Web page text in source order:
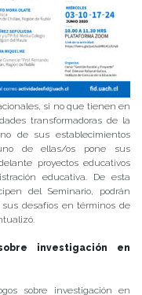
si no que tienen en
transformadoras de la
de sus establecimientos
de ellas/os pone sus
proyectos educativos
educativa. De esta
del Seminario, podrán
desafíos en términos de
investigación en
sobre investigación en